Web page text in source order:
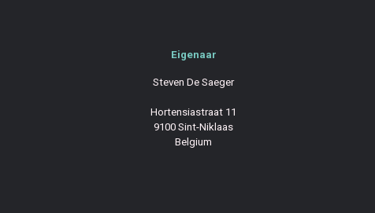
Eigenaar
Steven De Saeger
Hortensiastraat 11
9100 Sint-Niklaas
Belgium